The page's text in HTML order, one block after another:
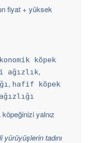
fiyat + yüksek
köpek
ağızlık,
, hafif köpek
yalnız
tadını